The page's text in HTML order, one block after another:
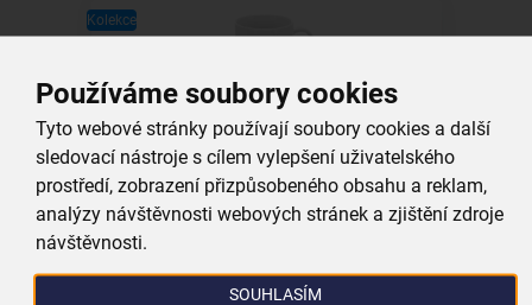
Používáme soubory cookies
Tyto webové stránky používají soubory cookies a další
sledovací nástroje s cílem vylepšení uživatelského
prostředí, zobrazení přizpůsobeného obsahu a reklam,
analýzy návštěvnosti webových stránek a zjištění zdroje
návštěvnosti.
SOUHLASÍM
Kolekce
Hrnek s barvami a štětcem SOVA 0,38 l
skladem
159,00 Kč